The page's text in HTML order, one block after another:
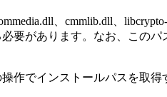
、cmmlib.dll、
要があります。なお、この
作でインストールパスを取得